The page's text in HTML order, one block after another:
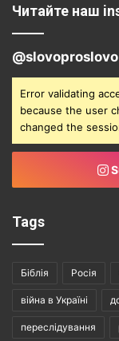
Читайте наш
@slovoproslovo
Error validating
because the user
changed the
Tags
Біблія Росія
війна в Україні
переслідування